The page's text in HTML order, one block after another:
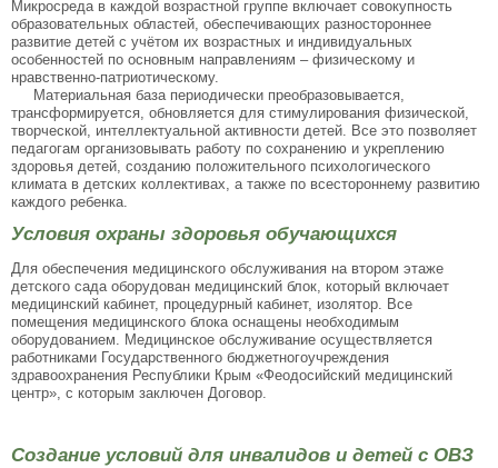
Микросреда в каждой возрастной группе включает совокупность
образовательных областей, обеспечивающих разностороннее
развитие детей с учётом их возрастных и индивидуальных
особенностей по основным направлениям – физическому и
нравственно-патриотическому.
Материальная база периодически преобразовывается,
трансформируется, обновляется для стимулирования физической,
творческой, интеллектуальной активности детей. Все это позволяет
педагогам организовывать работу по сохранению и укреплению
здоровья детей, созданию положительного психологического
климата в детских коллективах, а также по всестороннему развитию
каждого ребенка.
Условия охраны здоровья обучающихся
Для обеспечения медицинского обслуживания на втором этаже
детского сада оборудован медицинский блок, который включает
медицинский кабинет, процедурный кабинет, изолятор. Все
помещения медицинского блока оснащены необходимым
оборудованием. Медицинское обслуживание осуществляется
работниками Государственного бюджетногоучреждения
здравоохранения Республики Крым «Феодосийский медицинский
центр», с которым заключен Договор.
Создание условий для инвалидов и детей с ОВЗ